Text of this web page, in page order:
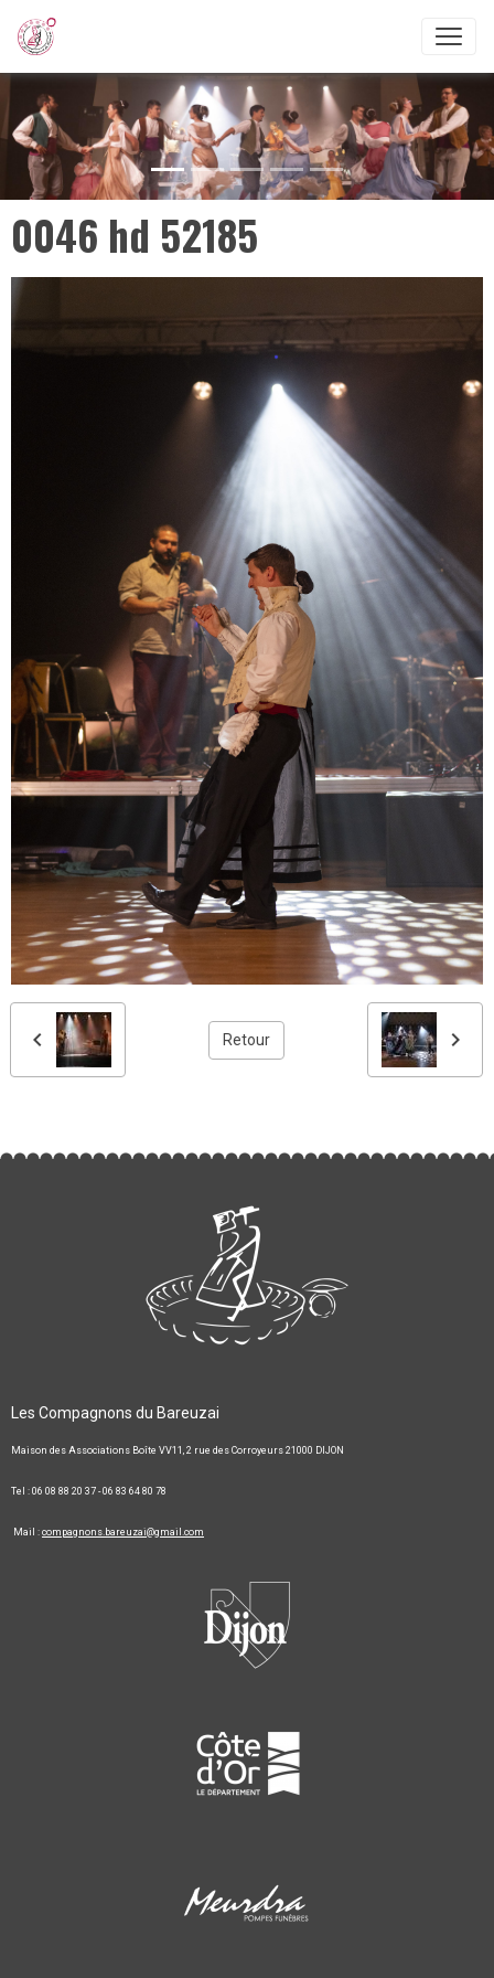
0046 hd 52185
Retour
Les Compagnons du Bareuzai
Maison des Associations Boîte VV11, 2 rue des Corroyeurs 21000 DIJON
Tel : 06 08 88 20 37 - 06 83 64 80 78
Mail : compagnons.bareuzai@gmail.com